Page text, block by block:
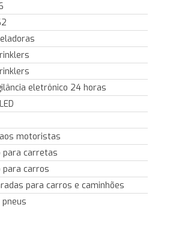
eletrônico 24 horas
motoristas
para carretas
para carros
para carros e caminhões